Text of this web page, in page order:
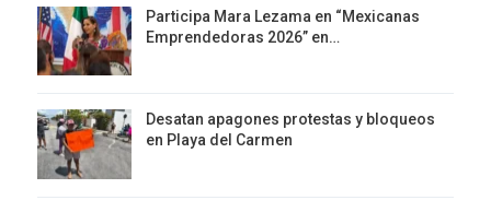
Participa Mara Lezama en “Mexicanas
Emprendedoras 2026” en…
Desatan apagones protestas y bloqueos
en Playa del Carmen